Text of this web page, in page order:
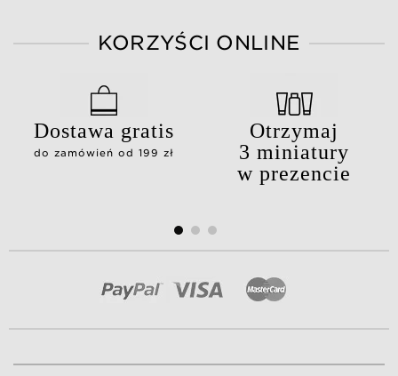
KORZYŚCI ONLINE
Dostawa gratis
do zamówień od 199 zł
Otrzymaj
3 miniatury
w prezencie